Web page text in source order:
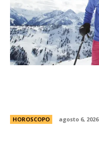
HOROSCOPO agosto 6, 2026